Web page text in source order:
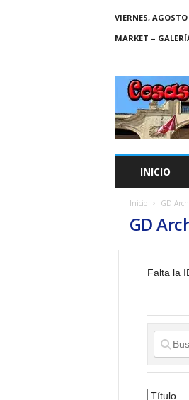
VIERNES, AGOSTO
MARKET –
C
A
S
INICIO
Inicio GD
GD
Falta la